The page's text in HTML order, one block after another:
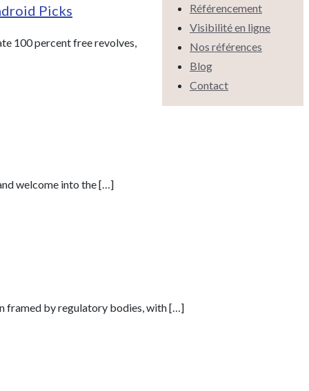
Référencement
Visibilité en ligne
Nos références
Blog
Contact
Picks
100 percent free revolves,
welcome into the[…]
framed by regulatory bodies, with[…]